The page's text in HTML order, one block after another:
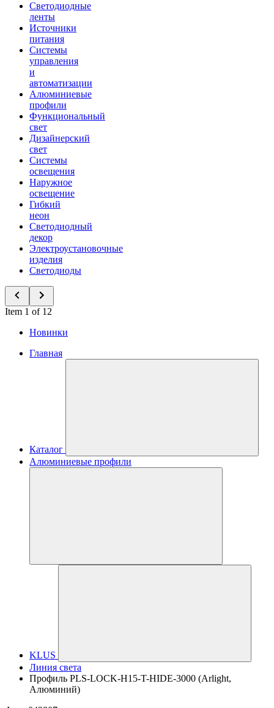
Светодиодные
ленты
Источники
питания
Системы
управления
и
автоматизации
Алюминиевые
профили
Функциональный
свет
Дизайнерский
свет
Системы
освещения
Наружное
освещение
Гибкий
неон
Светодиодный
декор
Электроустановочные
изделия
Светодиоды
Item 1 of 12
Новинки
Главная
Каталог
Алюминиевые профили
KLUS
Линия света
Профиль PLS-LOCK-H15-T-HIDE-3000 (Arlight,
Алюминий)